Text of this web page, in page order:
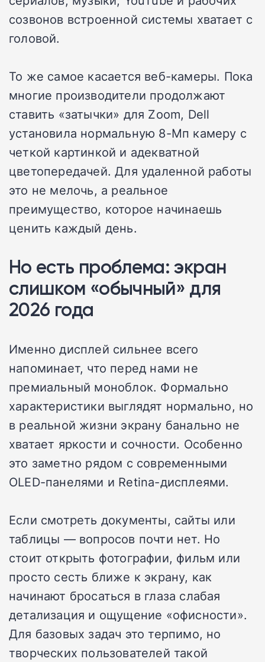
созвонов встроенной системы хватает с
головой.
То же самое касается веб-камеры. Пока
многие производители продолжают
ставить «затычки» для Zoom, Dell
установила нормальную 8-Мп камеру с
четкой картинкой и адекватной
цветопередачей. Для удаленной работы
это не мелочь, а реальное
преимущество, которое начинаешь
ценить каждый день.
Но есть проблема: экран
слишком «обычный» для
2026 года
Именно дисплей сильнее всего
напоминает, что перед нами не
премиальный моноблок. Формально
характеристики выглядят нормально, но
в реальной жизни экрану банально не
хватает яркости и сочности. Особенно
это заметно рядом с современными
OLED-панелями и Retina-дисплеями.
Если смотреть документы, сайты или
таблицы — вопросов почти нет. Но
стоит открыть фотографии, фильм или
просто сесть ближе к экрану, как
начинают бросаться в глаза слабая
детализация и ощущение «офисности».
Для базовых задач это терпимо, но
творческих пользователей такой